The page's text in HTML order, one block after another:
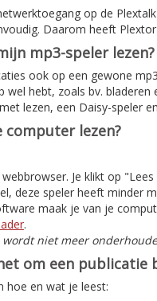
op de
Daarom heeft
mp3-speler lezen?
ook op een gewone
wel hebt, zoals bv.
lezen, een Daisy-speler
computer lezen?
Je klikt op
deze speler heeft minder
maak je van je
.
wordt niet meer
om een publicatie
hoe en wat je leest: